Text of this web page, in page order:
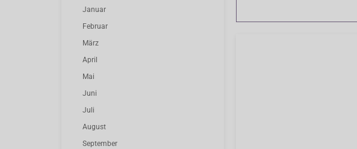
Januar
Februar
März
April
Mai
Juni
Juli
August
September